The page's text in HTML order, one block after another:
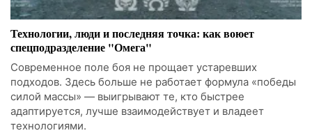
Технологии, люди и последняя точка: как воюет
спецподразделение "Омега"
Современное поле боя не прощает устаревших
подходов. Здесь больше не работает формула «победы
силой массы» — выигрывают те, кто быстрее
адаптируется, лучше взаимодействует и владеет
технологиями.